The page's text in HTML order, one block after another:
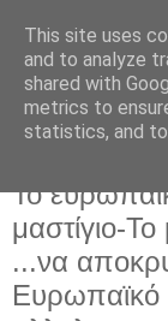
Δευτέρα 25
Το
μαστίγιο-
...να
Ευρωπαϊκό
This site uses
and to analyze
shared with
metrics to
statistics, and